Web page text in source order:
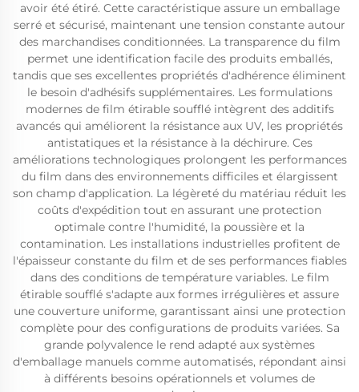
avoir été étiré. Cette caractéristique assure un emballage
serré et sécurisé, maintenant une tension constante autour
des marchandises conditionnées. La transparence du film
permet une identification facile des produits emballés,
tandis que ses excellentes propriétés d'adhérence éliminent
le besoin d'adhésifs supplémentaires. Les formulations
modernes de film étirable soufflé intègrent des additifs
avancés qui améliorent la résistance aux UV, les propriétés
antistatiques et la résistance à la déchirure. Ces
améliorations technologiques prolongent les performances
du film dans des environnements difficiles et élargissent
son champ d'application. La légèreté du matériau réduit les
coûts d'expédition tout en assurant une protection
optimale contre l'humidité, la poussière et la
contamination. Les installations industrielles profitent de
l'épaisseur constante du film et de ses performances fiables
dans des conditions de température variables. Le film
étirable soufflé s'adapte aux formes irrégulières et assure
une couverture uniforme, garantissant ainsi une protection
complète pour des configurations de produits variées. Sa
grande polyvalence le rend adapté aux systèmes
d'emballage manuels comme automatisés, répondant ainsi
à différents besoins opérationnels et volumes de